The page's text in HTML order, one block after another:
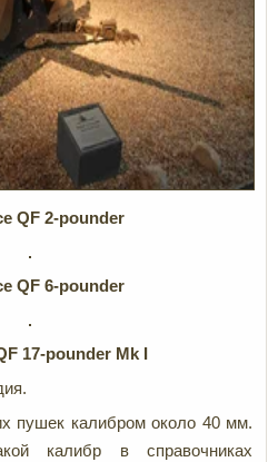
QF 2-pounder
QF 6-pounder
17-pounder Mk I
пушек калибром около 40 мм.
калибр в справочниках